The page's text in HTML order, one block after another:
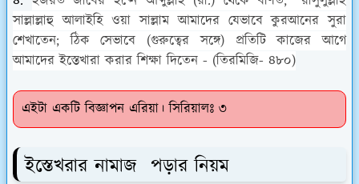
সাল্লাল্লাহু আলাইহি ওয়া সাল্লাম আমাদের যেভাবে কুরআনের সুরা
শেখাতেন;ঠিক সেভাবে (গুরুত্বের সঙ্গে) প্রতিটি কাজের আগে
আমাদের ইস্তেখারা করার শিক্ষা দিতেন - (তিরমিজি- ৪৮০)
এইটা একটি বিজ্ঞাপন এরিয়া। সিরিয়ালঃ ৩
ইস্তেখরার নামাজ পড়ার নিয়ম